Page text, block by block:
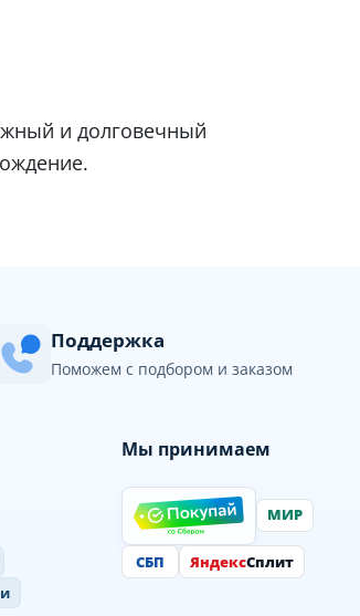
и долговечный
Поддержка
Поможем с подбором и заказом
Мы принимаем
МИР
СБП ЯндексСплит